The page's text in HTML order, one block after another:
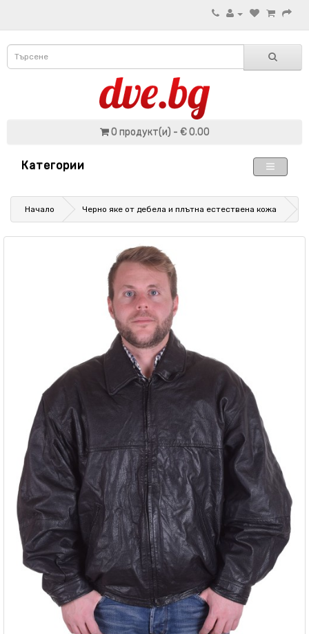
0 продукт(и) - € 0.00
Категории
Начало Черно яке от дебела и плътна естествена кожа